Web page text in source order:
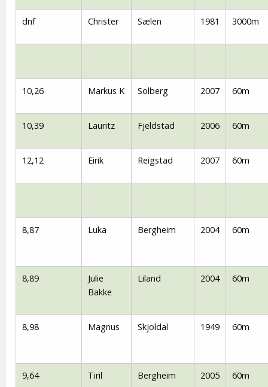
dnf Christer Sælen 1981 3000m
10,26 Markus K Solberg 2007 60m
10,39 Lauritz Fjeldstad 2006 60m
12,12 Eirik Reigstad 2007 60m
8,87 Luka Bergheim 2004 60m
8,89
Julie
Bakke
Liland 2004 60m
8,98 Magnus Skjoldal 1949 60m
9,64 Tiril Bergheim 2005 60m